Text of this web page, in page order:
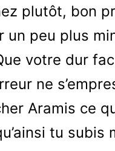
plutôt, bon
un peu plus
votre dur
ne
Aramis ce
tu subis